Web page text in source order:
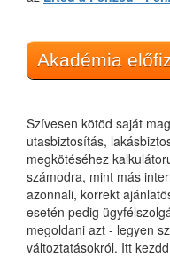
Akadémia
Szívesen kötöd saját
utasbiztosítás,
megkötéséhez
számodra, mint más
azonnali, korrekt
esetén pedig
megoldani azt - legyen
változtatásokról. Itt